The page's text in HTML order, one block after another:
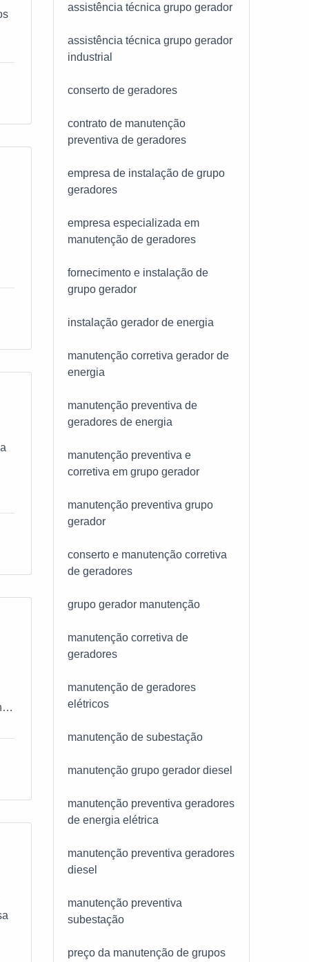
e
assistência técnica grupo gerador
assistência técnica grupo gerador
industrial
conserto de geradores
contrato de manutenção
preventiva de geradores
empresa de instalação de grupo
geradores
empresa especializada em
manutenção de geradores
fornecimento e instalação de
grupo gerador
instalação gerador de energia
manutenção corretiva gerador de
energia
manutenção preventiva de
geradores de energia
manutenção preventiva e
corretiva em grupo gerador
manutenção preventiva grupo
gerador
conserto e manutenção corretiva
de geradores
grupo gerador manutenção
manutenção corretiva de
geradores
manutenção de geradores
elétricos
manutenção de subestação
manutenção grupo gerador diesel
manutenção preventiva geradores
de energia elétrica
manutenção preventiva geradores
diesel
manutenção preventiva
subestação
preço da manutenção de grupos